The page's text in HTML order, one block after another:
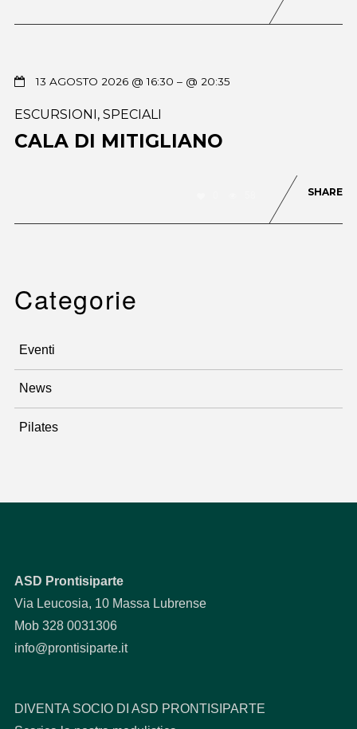
13 AGOSTO 2026 @ 16:30 – @ 20:35
ESCURSIONI , SPECIALI
CALA DI MITIGLIANO
SHARE
Categorie
Eventi
News
Pilates
ASD Prontisiparte
Via Leucosia, 10 Massa Lubrense
Mob 328 0031306
info@prontisiparte.it
DIVENTA SOCIO DI ASD PRONTISIPARTE